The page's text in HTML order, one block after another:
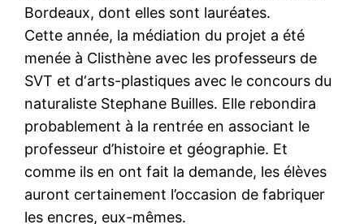
Bordeaux, dont elles sont lauréates.
Cette année, la médiation du projet a été
menée à Clisthène avec les professeurs de
SVT et d‘arts-plastiques avec le concours du
naturaliste Stephane Builles. Elle rebondira
probablement à la rentrée en associant le
professeur d’histoire et géographie. Et
comme ils en ont fait la demande, les élèves
auront certainement l’occasion de fabriquer
les encres, eux-mêmes.